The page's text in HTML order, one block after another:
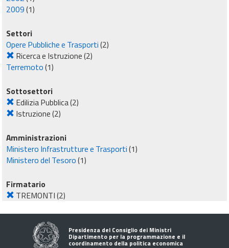
2009(1)
Settori
Opere Pubbliche e Trasporti(2)
Ricerca e Istruzione(2)
Terremoto(1)
Sottosettori
Edilizia Pubblica(2)
Istruzione(2)
Amministrazioni
Ministero Infrastrutture e Trasporti(1)
Ministero del Tesoro(1)
Firmatario
TREMONTI(2)
Presidenza del Consiglio dei Ministri
Dipartimento per la programmazione e il
coordinamento della politica economica